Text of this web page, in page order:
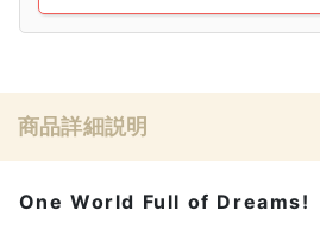
商品詳細説明
One World Full of Dreams!